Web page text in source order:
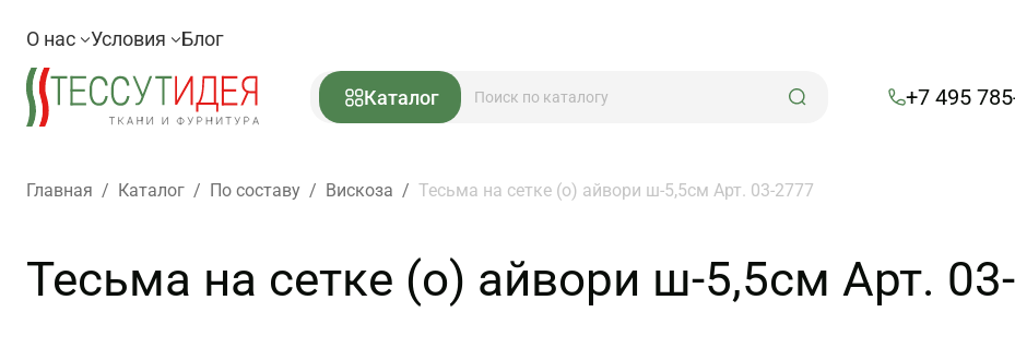
О нас Условия Блог
Каталог +7 495
Главная / Каталог / По составу / Вискоза / Тесьма на сетке (о) айвори ш-5,5см Арт. 03-2777
Тесьма на сетке (о) айвори ш-5,5см Арт.